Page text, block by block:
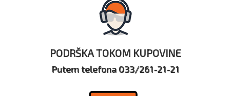
PODRŠKA TOKOM KUPOVINE
Putem telefona 033/261-21-21